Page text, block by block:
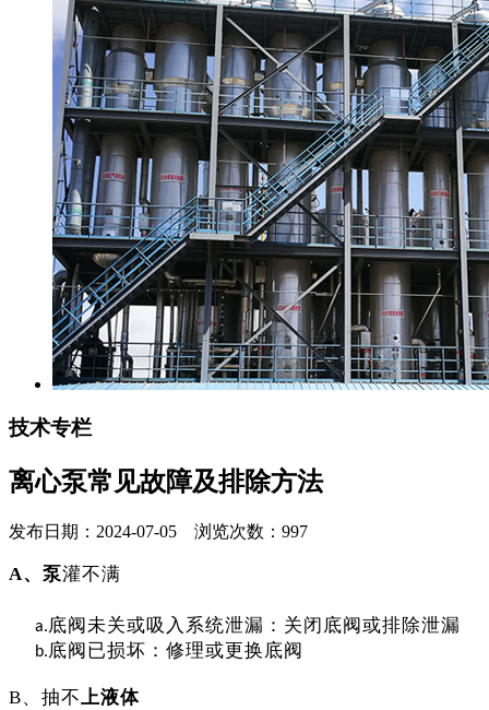
技术专栏
离心泵常见故障及排除方法
发布日期：2024-07-05 浏览次数：997
A、泵灌不满
a.底阀未关或吸入系统泄漏：关闭底阀或排除泄漏
b.底阀已损坏：修理或更换底阀
B、抽不上液体